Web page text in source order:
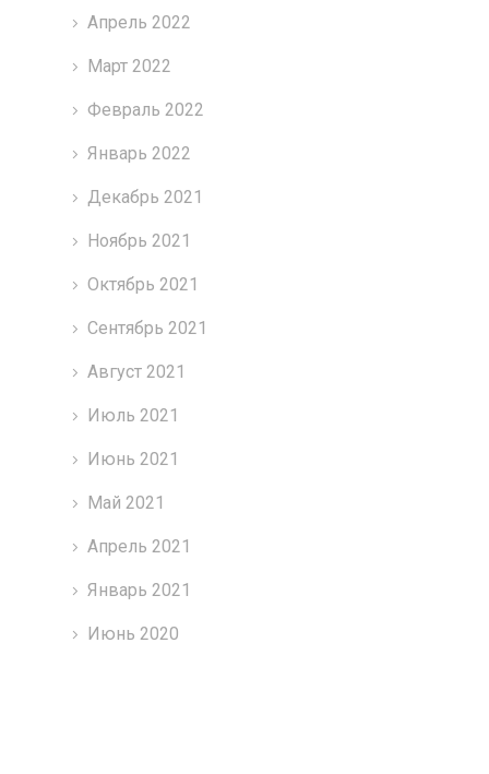
Апрель 2022
Март 2022
Февраль 2022
Январь 2022
Декабрь 2021
Ноябрь 2021
Октябрь 2021
Сентябрь 2021
Август 2021
Июль 2021
Июнь 2021
Май 2021
Апрель 2021
Январь 2021
Июнь 2020